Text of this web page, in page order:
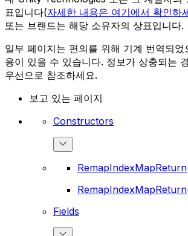
표입니다(자세한 내용은 여기에서 확인하
또는 브랜드는 해당 소유자의 상표입니다.
일부 페이지는 편의를 위해 기계 번역되었
용이 있을 수 있습니다. 정보가 상충되는
우선으로 참조하세요.
보고 있는 페이지
Constructors
Fields